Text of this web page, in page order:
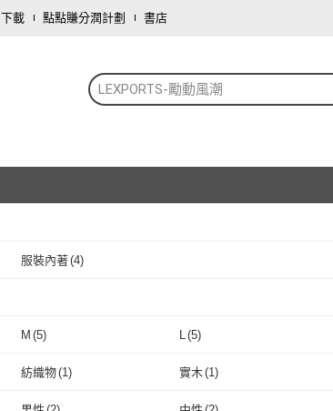
載 點點賺分潤計劃 書店
LEXPORTS-勵動風潮
服裝內著(4)
M (5) L (5)
M(5) L
紡織物(1) 實木(1)
紡織物 實木